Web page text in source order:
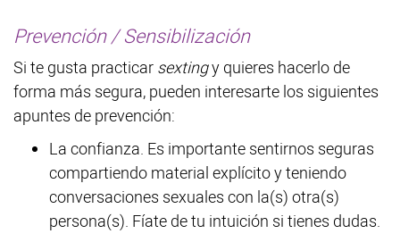
Prevención / Sensibilización
Si te gusta practicarsextingy quieres hacerlo de
forma más segura, pueden interesarte los siguientes
apuntes de prevención:
La confianza. Es importante sentirnos seguras
compartiendo material explícito y teniendo
conversaciones sexuales con la(s) otra(s)
persona(s). Fíate de tu intuición si tienes dudas.